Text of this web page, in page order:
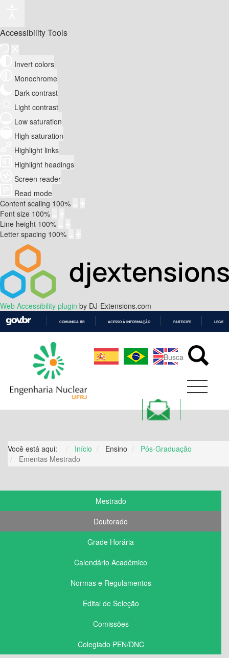
Accessibility Tools
Invert colors
Monochrome
Dark contrast
Light contrast
Low saturation
High saturation
Highlight links
Highlight headings
Screen reader
Read mode
Content scaling 100%
Font size 100%
Line height 100%
Letter spacing 100%
Web Accessibility plugin by DJ-Extensions.com
CONTEÚDO
COMUNICA BR ACESSO À INFORMAÇÃO PARTICIPE
Você está aqui: Início Ensino
Pós-Graduação
Ementas Mestrado
Mestrado
Doutorado
Grade Horária
Calendário Acadêmico
Normas e Regulamentos
Edital de Seleção
Comissões
Colegiado PEN/DNC